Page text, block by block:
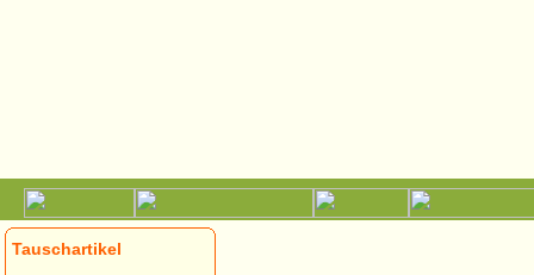
Tauschartikel